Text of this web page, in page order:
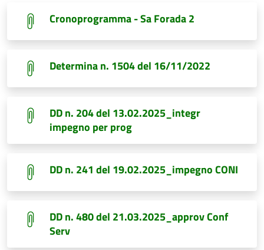
Cronoprogramma - Sa Forada 2
Determina n. 1504 del 16/11/2022
DD n. 204 del 13.02.2025_integr
impegno per prog
DD n. 241 del 19.02.2025_impegno CONI
DD n. 480 del 21.03.2025_approv Conf
Serv